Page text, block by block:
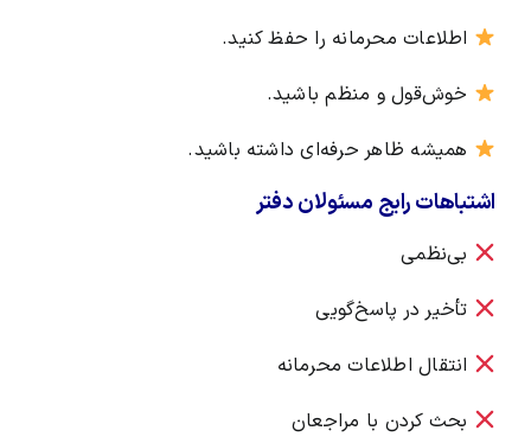
اطلاعات محرمانه را حفظ کنید.
خوش‌قول و منظم باشید.
همیشه ظاهر حرفه‌ای داشته باشید.
اشتباهات رایج مسئولان دفتر
بی‌نظمی
تأخیر در پاسخ‌گویی
انتقال اطلاعات محرمانه
بحث کردن با مراجعان